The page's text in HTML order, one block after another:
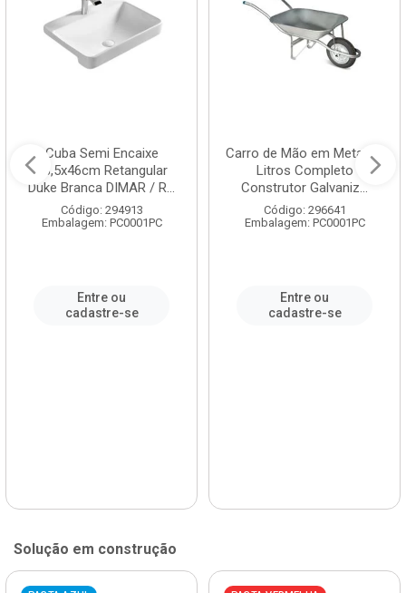
Cuba Semi Encaixe
58,5x46cm Retangular
Duke Branca DIMAR / R...
Código: 294913
Embalagem: PC0001PC
Entre ou
cadastre-se
Carro de Mão em Metal 60
Litros Completo
Construtor Galvaniz...
Código: 296641
Embalagem: PC0001PC
Entre ou
cadastre-se
Solução em construção